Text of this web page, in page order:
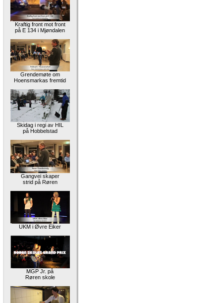
Kraftig front mot front
på E 134 i Mjøndalen
Grendemøte om
Hoensmarkas fremtid
Skidag i regi av HIL
på Hobbelstad
Gangvei skaper
strid på Røren
UKM i Øvre Eiker
MGP Jr. på
Røren skole